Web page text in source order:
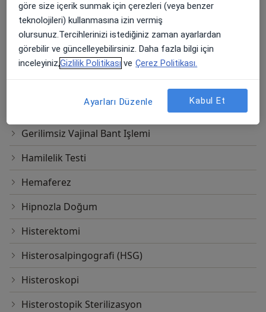
Fallopi Tüpü Çıkarılması
G Noktası Büyütme
Gardasil Hpv Aşısı
Genital Renk Açıcı Tedaviler
Gerilimsiz Vajinal Bant Işlemi
Hamilelik Testi
Hemaferez
Hipnozla Doğum
Histerektomi
Histerosalpingografi (HSG)
Histeroskopi
Histerostopik Sterilizasyon
göre size içerik sunmak için çerezleri (veya benzer
teknolojileri) kullanmasına izin vermiş
olursunuz.Tercihlerinizi istediğiniz zaman ayarlardan
görebilir ve güncelleyebilirsiniz. Daha fazla bilgi için
inceleyiniz,Gizlilik Politikası ve Çerez Politikası.
Ayarları Düzenle Kabul Et